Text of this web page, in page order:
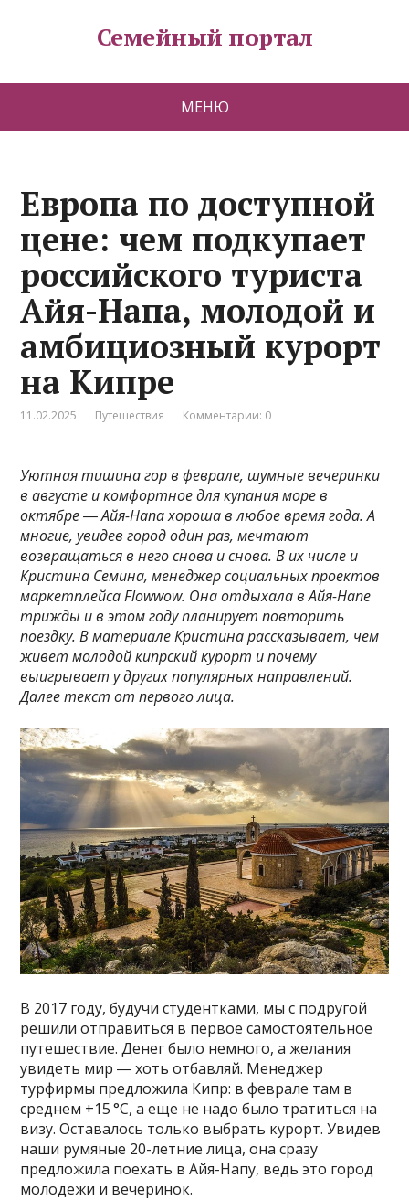
Семейный портал
МЕНЮ
Европа по доступной
цене: чем подкупает
российского туриста
Айя-Напа, молодой и
амбициозный курорт
на Кипре
11.02.2025 Путешествия Комментарии: 0
Уютная тишина гор в феврале, шумные вечеринки
в августе и комфортное для купания море в
октябре ― Айя-Напа хороша в любое время года. А
многие, увидев город один раз, мечтают
возвращаться в него снова и снова. В их числе и
Кристина Семина, менеджер социальных проектов
маркетплейса Flowwow. Она отдыхала в Айя-Напе
трижды и в этом году планирует повторить
поездку. В материале Кристина рассказывает, чем
живет молодой кипрский курорт и почему
выигрывает у других популярных направлений.
Далее текст от первого лица.
В 2017 году, будучи студентками, мы с подругой
решили отправиться в первое самостоятельное
путешествие. Денег было немного, а желания
увидеть мир ― хоть отбавляй. Менеджер
турфирмы предложила Кипр: в феврале там в
среднем +15 °C, а еще не надо было тратиться на
визу. Оставалось только выбрать курорт. Увидев
наши румяные 20-летние лица, она сразу
предложила поехать в Айя-Напу, ведь это город
молодежи и вечеринок.